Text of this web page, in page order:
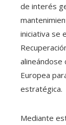
de interés
iniciativa se
alineándose
Europea
estratégica.
Mediante